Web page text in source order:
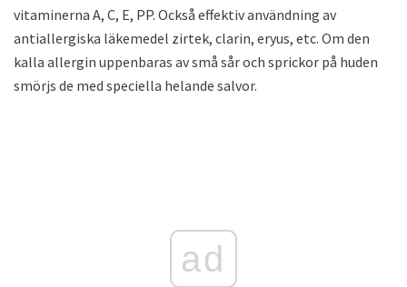
vitaminerna A, C, E, PP. Också effektiv användning av
antiallergiska läkemedel zirtek, clarin, eryus, etc. Om den
kalla allergin uppenbaras av små sår och sprickor på huden
smörjs de med speciella helande salvor.
ad